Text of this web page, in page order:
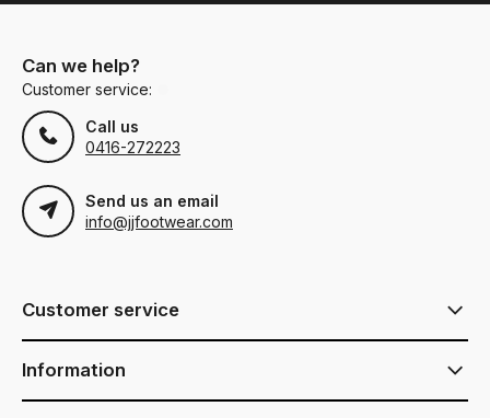
Can we help?
Customer service:
Call us
0416-272223
Send us an email
info@jjfootwear.com
Customer service
Information